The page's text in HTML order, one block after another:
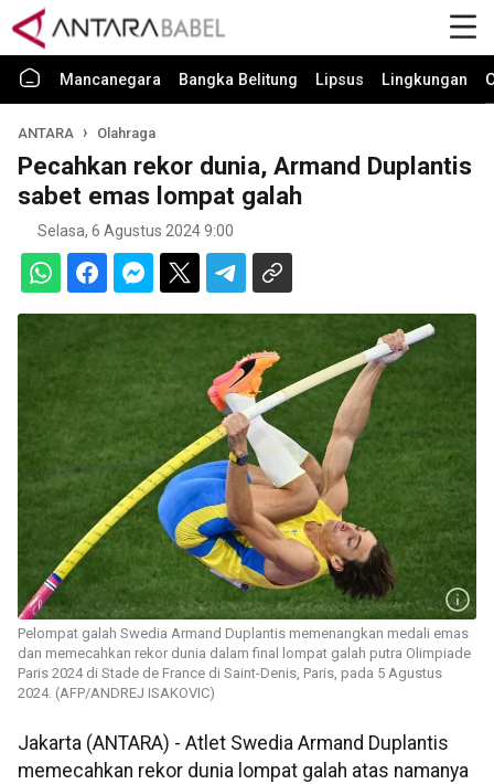
Mancanegara Bangka Belitung Lipsus Lingkungan
ANTARA Olahraga
Pecahkan rekor dunia, Armand Duplantis
sabet emas lompat galah
Selasa, 6 Agustus 2024 9:00
Pelompat galah Swedia Armand Duplantis memenangkan medali emas
dan memecahkan rekor dunia dalam final lompat galah putra Olimpiade
Paris 2024 di Stade de France di Saint-Denis, Paris, pada 5 Agustus
2024. (AFP/ANDREJ ISAKOVIC)
Jakarta (ANTARA) - Atlet Swedia Armand Duplantis
memecahkan rekor dunia lompat galah atas namanya